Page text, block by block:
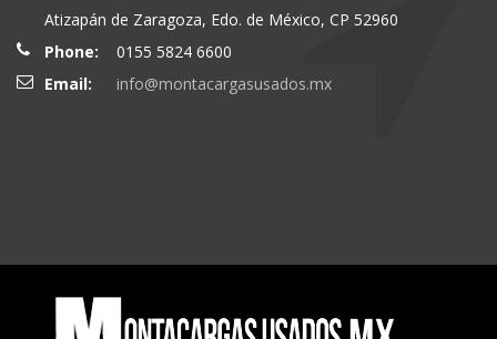
Atizapán de Zaragoza, Edo. de México, CP 52960
Phone:
0155 5824 6600
Email:
info@montacargasusados.mx